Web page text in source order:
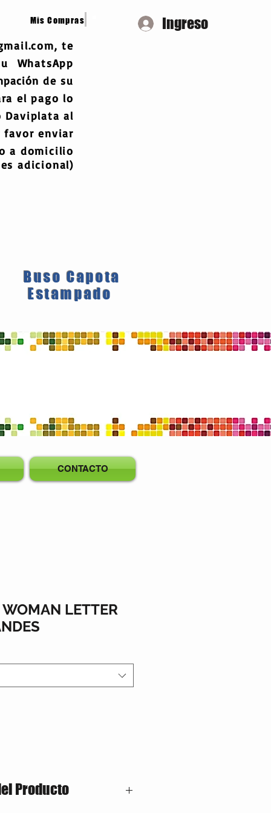
Mis Compras Ingreso
, te
WhatsApp
de su
el pago lo
Daviplata al
favor enviar
a domicilio
adicional)
Buso Capota
Estampado
CONTACTO
LETTER
Producto